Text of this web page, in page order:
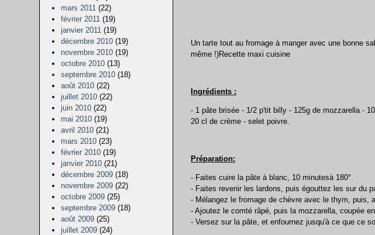
mars 2011 (22)
février 2011 (19)
janvier 2011 (19)
décembre 2010 (19)
novembre 2010 (19)
octobre 2010 (13)
septembre 2010 (18)
août 2010 (22)
juillet 2010 (22)
juin 2010 (22)
mai 2010 (19)
avril 2010 (21)
mars 2010 (23)
février 2010 (19)
janvier 2010 (21)
décembre 2009 (18)
novembre 2009 (22)
octobre 2009 (25)
septembre 2009 (18)
août 2009 (25)
juillet 2009 (24)
Un tarte tout au fromage à manger avec une bonne
même !)Recette maxi cuisine
Ingrédients :
- 1 pâte brisée - 1/2 p'tit billy - 125g de mozzarella -
20 cl de crème - selet poivre.
Préparation:
- Faites cuire la pâte à blanc, 10 minutesà 180°.
- Faites revenir les lardons, puis égouttez les sur du
- Mélangez le fromage de chèvre avec le thym, puis,
- Ajoutez le comté râpé, puis la mozzarella, coupée en
- Versez sur la pâte, et enfournez jusqu'à ce que ce